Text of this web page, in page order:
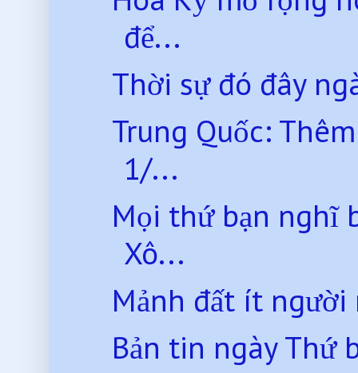
để...
Thời sự đó đây
Trung Quốc:
1/...
Mọi thứ bạn nghĩ
Xô...
Mảnh đất ít người
Bản tin ngày Thứ